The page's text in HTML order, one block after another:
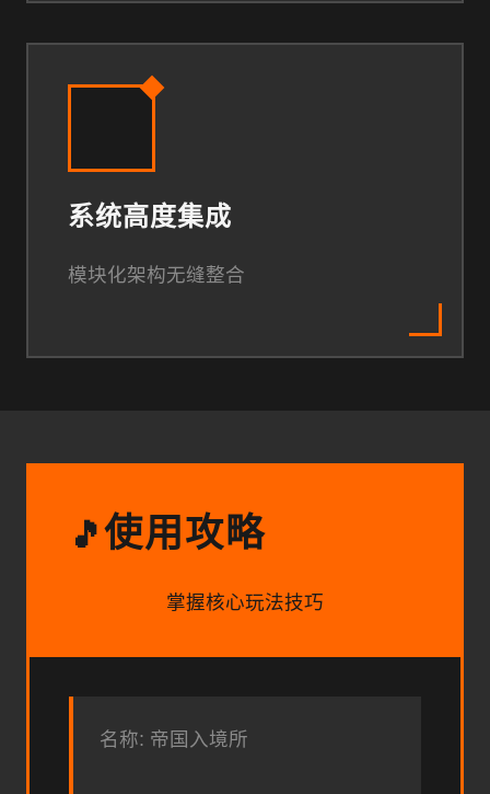
系统高度集成
模块化架构无缝整合
🎵使用攻略
掌握核心玩法技巧
名称: 帝国入境所